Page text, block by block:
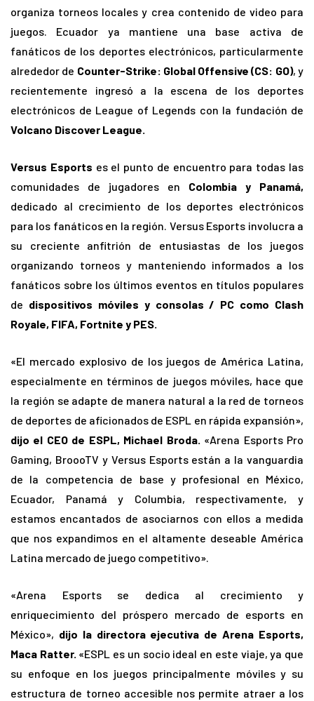
organiza torneos locales y crea contenido de video para
juegos. Ecuador ya mantiene una base activa de
fanáticos de los deportes electrónicos, particularmente
alrededor de Counter-Strike: Global Offensive (CS: GO), y
recientemente ingresó a la escena de los deportes
electrónicos de League of Legends con la fundación de
Volcano Discover League.
Versus Esports es el punto de encuentro para todas las
comunidades de jugadores en Colombia y Panamá,
dedicado al crecimiento de los deportes electrónicos
para los fanáticos en la región. Versus Esports involucra a
su creciente anfitrión de entusiastas de los juegos
organizando torneos y manteniendo informados a los
fanáticos sobre los últimos eventos en títulos populares
de dispositivos móviles y consolas / PC como Clash
Royale, FIFA, Fortnite y PES.
«El mercado explosivo de los juegos de América Latina,
especialmente en términos de juegos móviles, hace que
la región se adapte de manera natural a la red de torneos
de deportes de aficionados de ESPL en rápida expansión»,
dijo el CEO de ESPL, Michael Broda. «Arena Esports Pro
Gaming, BroooTV y Versus Esports están a la vanguardia
de la competencia de base y profesional en México,
Ecuador, Panamá y Columbia, respectivamente, y
estamos encantados de asociarnos con ellos a medida
que nos expandimos en el altamente deseable América
Latina mercado de juego competitivo».
«Arena Esports se dedica al crecimiento y
enriquecimiento del próspero mercado de esports en
México», dijo la directora ejecutiva de Arena Esports,
Maca Ratter. «ESPL es un socio ideal en este viaje, ya que
su enfoque en los juegos principalmente móviles y su
estructura de torneo accesible nos permite atraer a los